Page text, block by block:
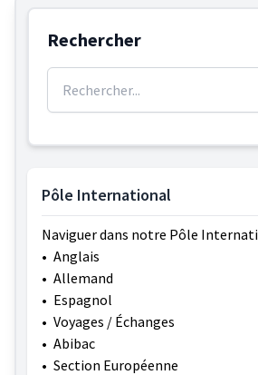
Rechercher
Rechercher :
Pôle International
Naviguer dans notre Pôle
• Anglais
• Allemand
• Espagnol
• Voyages / Échanges
• Abibac
• Section Européenne